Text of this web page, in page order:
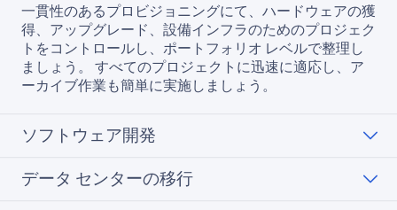
一貫性のあるプロビジョニングにて、ハードウェアの獲
得、アップグレード、設備インフラのためのプロジェク
トをコントロールし、ポートフォリオ レベルで整理し
ましょう。 すべてのプロジェクトに迅速に適応し、ア
ーカイブ作業も簡単に実施しましょう。
ソフトウェア開発
データ センターの移行